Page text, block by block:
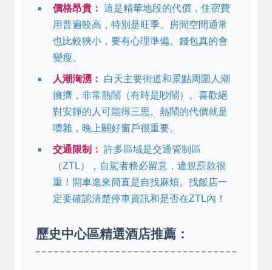
價格昂貴： 這是精華地段的代價，住宿費
用普遍較高，特別是旺季。房間空間通常
也比較狹小，要有心理準備。錢包真的會
變瘦。
人潮洶湧：
白天主要街道和景點周圍人潮
擁擠，非常熱鬧（有時是吵鬧）。喜歡絕
對安靜的人可能得三思。熱鬧的代價就是
嘈雜，晚上關好窗戶很重要。
交通限制： 許多區域是交通管制區
（ZTL），自駕者務必留意，違規罰款很
重！開車進來簡直是自找麻煩。找飯店一
定要確認清楚停車資訊和是否在ZTL內！
歷史中心區精選酒店推薦：